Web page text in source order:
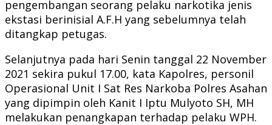
pengembangan seorang pelaku narkotika jenis
ekstasi berinisial A.F.H yang sebelumnya telah
ditangkap petugas.
Selanjutnya pada hari Senin tanggal 22 November
2021 sekira pukul 17.00, kata Kapolres, personil
Operasional Unit I Sat Res Narkoba Polres Asahan
yang dipimpin oleh Kanit I Iptu Mulyoto SH, MH
melakukan penangkapan terhadap pelaku WPH.